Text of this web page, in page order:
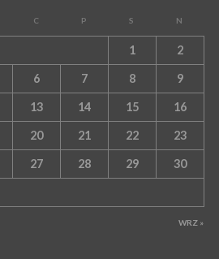
C P S N
WRZ »
1 2
6 7 8 9
13 14 15 16
20 21 22 23
27 28 29 30